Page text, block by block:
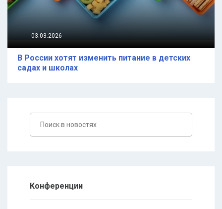
03.03.2026
В России хотят изменить питание в детских
садах и школах
Конференции